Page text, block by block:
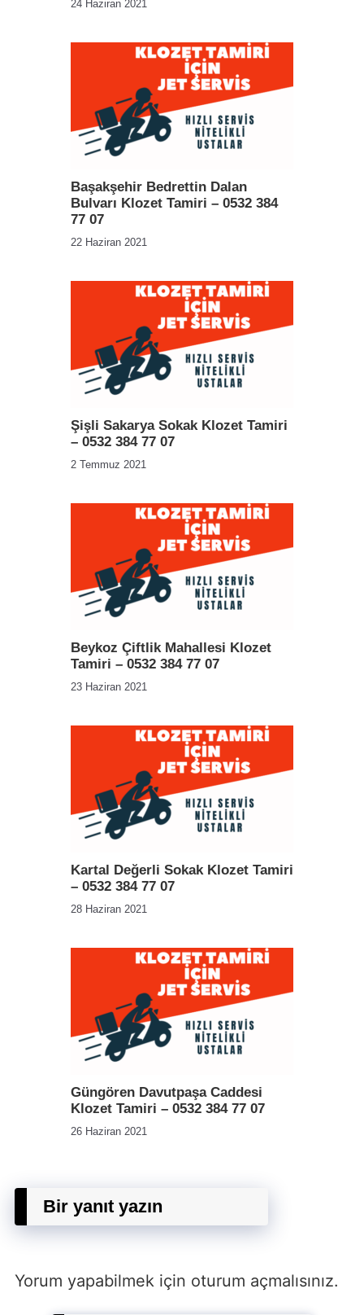
24 Haziran 2021
Başakşehir Bedrettin Dalan
Bulvarı Klozet Tamiri – 0532 384
77 07
22 Haziran 2021
Şişli Sakarya Sokak Klozet Tamiri
– 0532 384 77 07
2 Temmuz 2021
Beykoz Çiftlik Mahallesi Klozet
Tamiri – 0532 384 77 07
23 Haziran 2021
Kartal Değerli Sokak Klozet Tamiri
– 0532 384 77 07
28 Haziran 2021
Güngören Davutpaşa Caddesi
Klozet Tamiri – 0532 384 77 07
26 Haziran 2021
Bir yanıt yazın
Yorum yapabilmek için oturum açmalısınız.